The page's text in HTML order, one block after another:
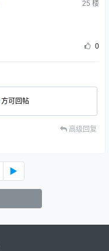
25 楼
0
方可回帖
高级回复
▶